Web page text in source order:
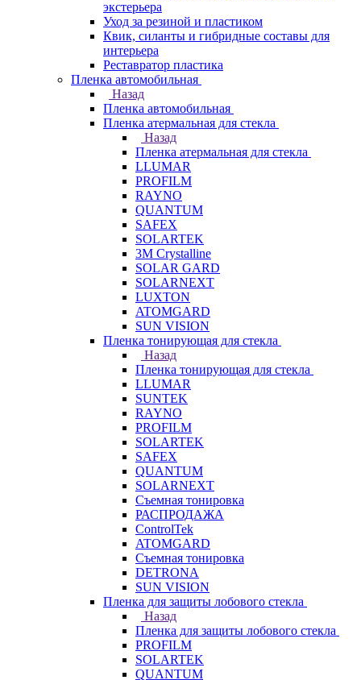
экстерьера
Уход за резиной и пластиком
Квик, силанты и гибридные составы для
интерьера
Реставратор пластика
Пленка автомобильная
Назад
Пленка автомобильная
Пленка атермальная для стекла
Назад
Пленка атермальная для стекла
LLUMAR
PROFILM
RAYNO
QUANTUM
SAFEX
SOLARTEK
3M Crystalline
SOLAR GARD
SOLARNEXT
LUXTON
ATOMGARD
SUN VISION
Пленка тонирующая для стекла
Назад
Пленка тонирующая для стекла
LLUMAR
SUNTEK
RAYNO
PROFILM
SOLARTEK
SAFEX
QUANTUM
SOLARNEXT
Съемная тонировка
РАСПРОДАЖА
ControlTek
ATOMGARD
Съемная тонировка
DETRONA
SUN VISION
Пленка для защиты лобового стекла
Назад
Пленка для защиты лобового стекла
PROFILM
SOLARTEK
QUANTUM